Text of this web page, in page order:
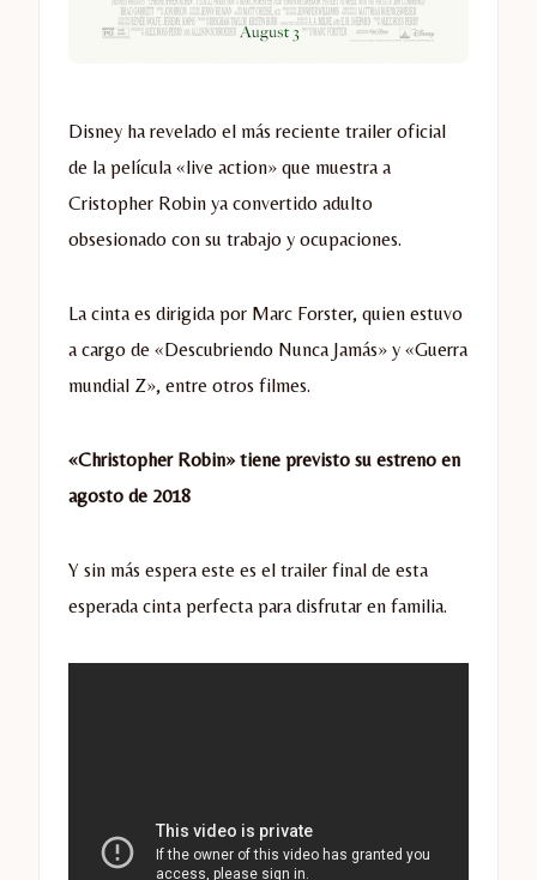
Disney ha revelado el más reciente trailer oficial
de la película «live action» que muestra a
Cristopher Robin ya convertido adulto
obsesionado con su trabajo y ocupaciones.
La cinta es dirigida por Marc Forster, quien estuvo
a cargo de «Descubriendo Nunca Jamás» y «Guerra
mundial Z», entre otros filmes.
«Christopher Robin» tiene previsto su estreno en
agosto de 2018
Y sin más espera este es el trailer final de esta
esperada cinta perfecta para disfrutar en familia.